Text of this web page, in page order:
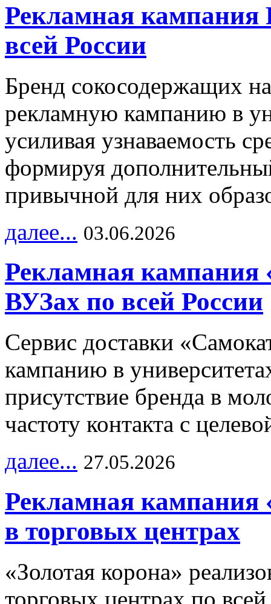
Рекламная
всей России
Бренд сокосодержащих
рекламную кампанию в
усиливая узнаваемость
формируя
привычной для них
далее... 03.06.2026
Рекламная кампания
ВУЗах по всей России
Сервис доставки
кампанию в
присутствие бренда в
частоту контакта с
далее... 27.05.2026
Рекламная кампания
в торговых центрах
«Золотая корона»